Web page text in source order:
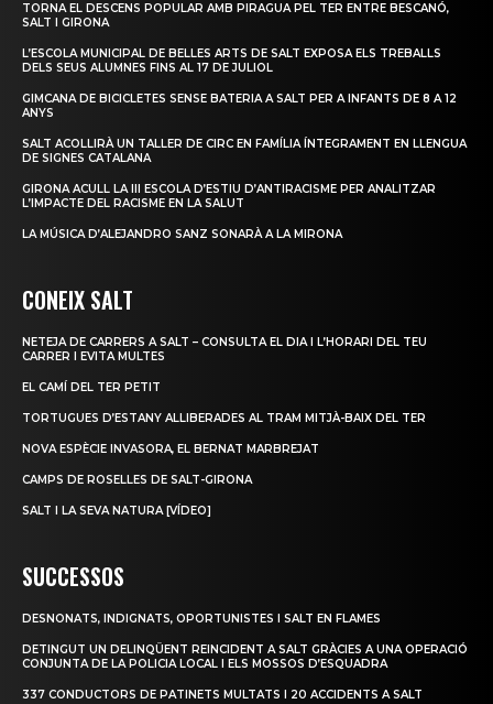
TORNA EL DESCENS POPULAR AMB PIRAGUA PEL TER ENTRE BESCANÓ,
SALT I GIRONA
L’ESCOLA MUNICIPAL DE BELLES ARTS DE SALT EXPOSA ELS TREBALLS
DELS SEUS ALUMNES FINS AL 17 DE JULIOL
GIMCANA DE BICICLETES SENSE BATERIA A SALT PER A INFANTS DE 8 A 12
ANYS
SALT ACOLLIRÀ UN TALLER DE CIRC EN FAMÍLIA ÍNTEGRAMENT EN LLENGUA
DE SIGNES CATALANA
GIRONA ACULL LA III ESCOLA D’ESTIU D’ANTIRACISME PER ANALITZAR
L’IMPACTE DEL RACISME EN LA SALUT
LA MÚSICA D’ALEJANDRO SANZ SONARÀ A LA MIRONA
CONEIX SALT
NETEJA DE CARRERS A SALT – CONSULTA EL DIA I L’HORARI DEL TEU
CARRER I EVITA MULTES
EL CAMÍ DEL TER PETIT
TORTUGUES D’ESTANY ALLIBERADES AL TRAM MITJÀ-BAIX DEL TER
NOVA ESPÈCIE INVASORA, EL BERNAT MARBREJAT
CAMPS DE ROSELLES DE SALT-GIRONA
SALT I LA SEVA NATURA [VÍDEO]
SUCCESSOS
DESNONATS, INDIGNATS, OPORTUNISTES I SALT EN FLAMES
DETINGUT UN DELINQÜENT REINCIDENT A SALT GRÀCIES A UNA OPERACIÓ
CONJUNTA DE LA POLICIA LOCAL I ELS MOSSOS D’ESQUADRA
337 CONDUCTORS DE PATINETS MULTATS I 20 ACCIDENTS A SALT